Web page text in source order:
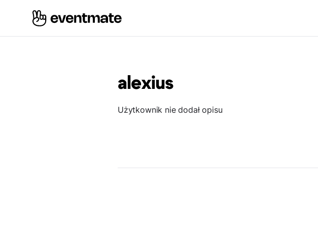
alexius
Użytkownik nie dodał opisu